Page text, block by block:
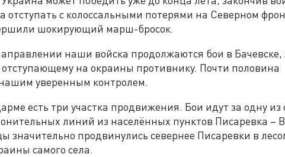
отступать с колоссальными потерями на Северном
шокирующий марш-бросок.
наши войска продолжаются бои в
на окраины противнику. Почти половина
уверенным контролем.
есть три участка продвижения. Бои идут за одну из
линий из населённых пунктов Писаревка –
значительно продвинулись севернее Писаревки в
самого села.